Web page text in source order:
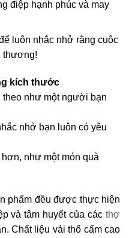
điệp hạnh phúc và may
luôn nhắc nhở rằng cuộc
thương!
kích thước
theo như một người bạn
nhở bạn luôn có yêu
như một món quà
phẩm đều được thực hiện
và tâm huyết của các thợ
Chất liệu vải thổ cẩm cao